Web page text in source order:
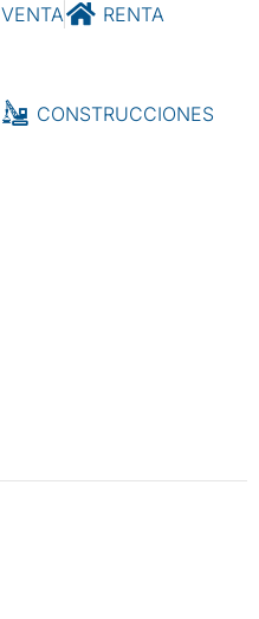
VENTA RENTA
CONSTRUCCIONES